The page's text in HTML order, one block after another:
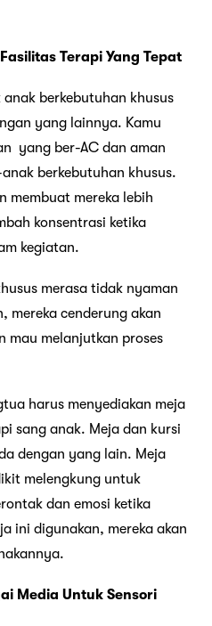
Terapi Yang Tepat
berkebutuhan khusus
yang lainnya. Kamu
yang ber-AC dan aman
berkebutuhan khusus.
membuat mereka lebih
konsentrasi ketika
kegiatan.
merasa tidak nyaman
mereka cenderung akan
mau melanjutkan proses
harus menyediakan meja
sang anak. Meja dan kursi
dengan yang lain. Meja
melengkung untuk
dan emosi ketika
ini digunakan, mereka akan
Media Untuk Sensori